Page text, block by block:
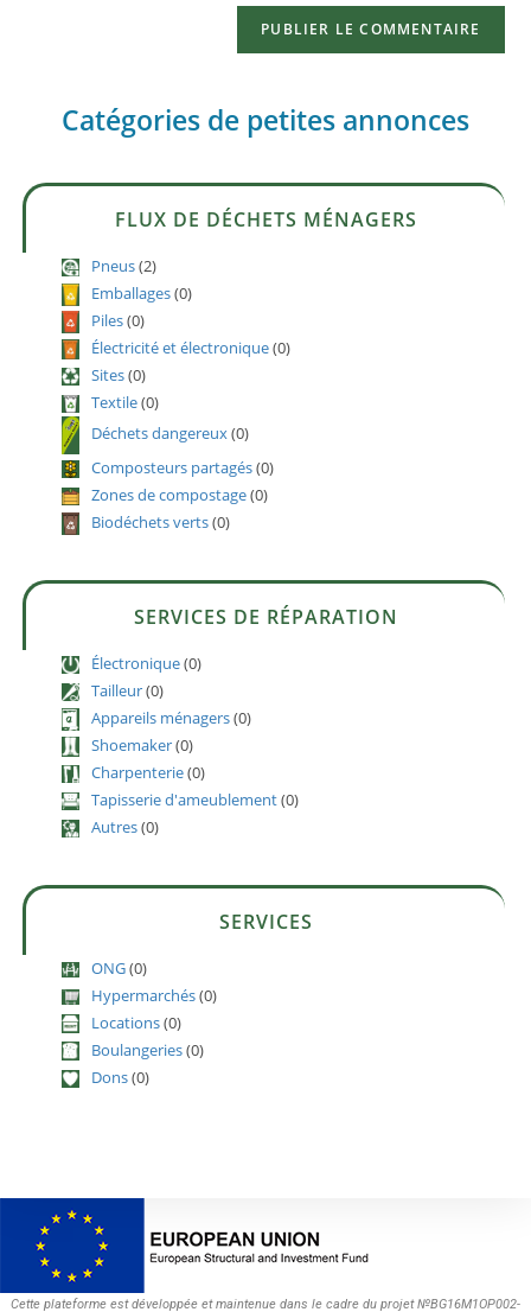
Catégories de petites annonces
FLUX DE DÉCHETS MÉNAGERS
Pneus(2)
Emballages(0)
Piles(0)
Électricité et électronique(0)
Sites(0)
Textile(0)
Déchets dangereux(0)
Composteurs partagés(0)
Zones de compostage(0)
Biodéchets verts(0)
SERVICES DE RÉPARATION
Électronique(0)
Tailleur(0)
Appareils ménagers(0)
Shoemaker(0)
Charpenterie(0)
Tapisserie d'ameublement(0)
Autres(0)
SERVICES
ONG(0)
Hypermarchés(0)
Locations(0)
Boulangeries(0)
Dons(0)
Cette plateforme est développée et maintenue dans le cadre du projet №BG16M1OP002-